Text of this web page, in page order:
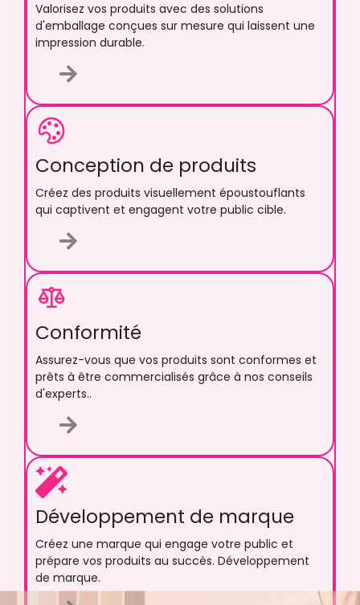
Valorisez vos produits avec des solutions
d'emballage conçues sur mesure qui laissent une
impression durable.
Conception de produits
Créez des produits visuellement époustouflants
qui captivent et engagent votre public cible.
Conformité
Assurez-vous que vos produits sont conformes et
prêts à être commercialisés grâce à nos conseils
d'experts..
Développement de marque
Créez une marque qui engage votre public et
prépare vos produits au succès. Développement
de marque.